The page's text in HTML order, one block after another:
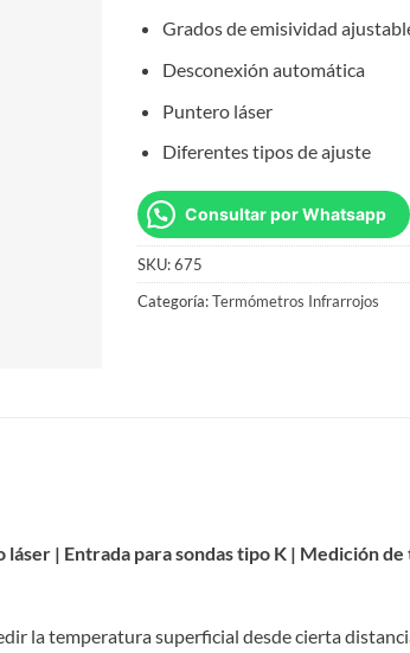
Grados de emisividad
Desconexión automática
Puntero láser
Diferentes tipos de ajuste
Consultar por Whatsapp
SKU:675
Categoría:Termómetros Infrarrojos
| Entrada para sondas tipo K | Medición
la temperatura superficial desde cierta